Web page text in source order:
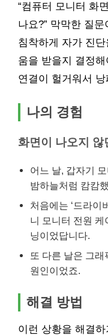
“컴퓨터 모니터 화
나요?” 막막한 질
침착하게 자가 진
움을 받을지 결정
연결이 헐거워서
나의 경험
화면이 나오지 않
어느 날, 갑자기
밤하늘처럼 캄캄
처음에는 ‘드라이
니 모니터 전원 케
닝이었답니다.
또 다른 날은 그
원인이었죠.
해결 방법
이런 상황을 해결